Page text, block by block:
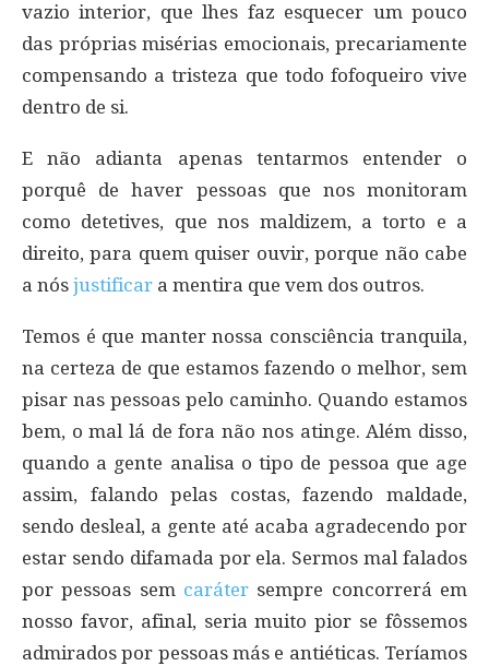
vazio interior, que lhes faz esquecer um pouco
das próprias misérias emocionais, precariamente
compensando a tristeza que todo fofoqueiro vive
dentro de si.
E não adianta apenas tentarmos entender o
porquê de haver pessoas que nos monitoram
como detetives, que nos maldizem, a torto e a
direito, para quem quiser ouvir, porque não cabe
a nós justificar a mentira que vem dos outros.
Temos é que manter nossa consciência tranquila,
na certeza de que estamos fazendo o melhor, sem
pisar nas pessoas pelo caminho. Quando estamos
bem, o mal lá de fora não nos atinge. Além disso,
quando a gente analisa o tipo de pessoa que age
assim, falando pelas costas, fazendo maldade,
sendo desleal, a gente até acaba agradecendo por
estar sendo difamada por ela. Sermos mal falados
por pessoas sem caráter sempre concorrerá em
nosso favor, afinal, seria muito pior se fôssemos
admirados por pessoas más e antiéticas. Teríamos